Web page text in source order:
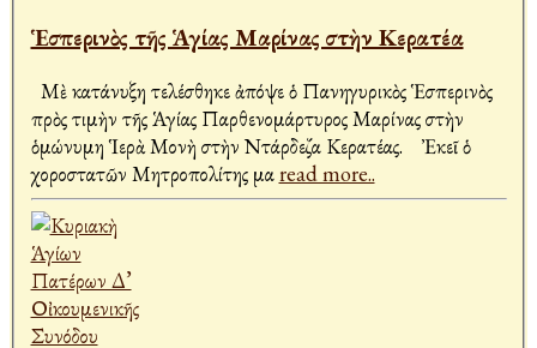
Ἑσπερινὸς τῆς Ἁγίας Μαρίνας στὴν Κερατέα
Μὲ κατάνυξη τελέσθηκε ἀπόψε ὁ Πανηγυρικὸς Ἑσπερινὸς
πρὸς τιμὴν τῆς Ἁγίας Παρθενομάρτυρος Μαρίνας στὴν
ὁμώνυμη Ἱερὰ Μονὴ στὴν Ντάρδεζα Κερατέας. Ἐκεῖ ὁ
χοροστατῶν Μητροπολίτης μαread more..